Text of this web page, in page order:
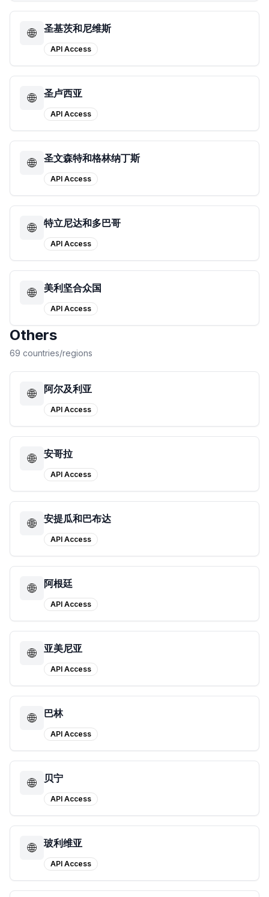
🌐 圣基茨和尼维斯
API Access
🌐 圣卢西亚
API Access
🌐 圣文森特和格林纳丁斯
API Access
🌐 特立尼达和多巴哥
API Access
🌐 美利坚合众国
API Access
Others
69 countries/regions
🌐 阿尔及利亚
API Access
🌐 安哥拉
API Access
🌐 安提瓜和巴布达
API Access
🌐 阿根廷
API Access
🌐 亚美尼亚
API Access
🌐 巴林
API Access
🌐 贝宁
API Access
🌐 玻利维亚
API Access